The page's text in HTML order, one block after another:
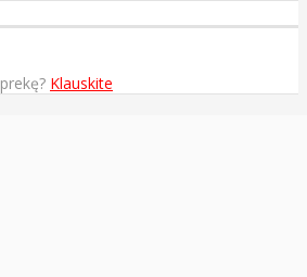
Klauskite